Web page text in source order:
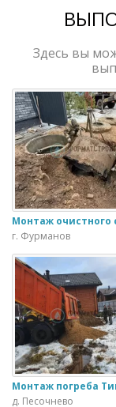
Здесь вы
г. Фурманов
Монтаж погреба
д. Песочнево